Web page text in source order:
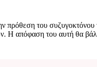
πρόθεση του
απόφαση του αυτή θα